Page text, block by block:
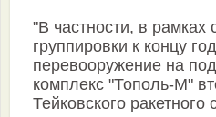
"В частности, в рамках
группировки к концу
перевооружение на
комплекс "Тополь-М"
Тейковского